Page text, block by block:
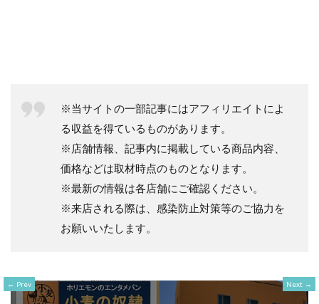
※当サイトの一部記事にはアフィリエイトによ
る収益を得ているものがあります。
※店舗情報、記事内に掲載している商品内容、
価格などは取材時点のものとなります。
※最新の情報は各店舗にご確認ください。
※来店される際は、感染防止対策等のご協力を
お願いいたします。
Prev Next